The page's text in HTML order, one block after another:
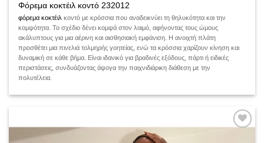
Φόρεμα κοκτέιλ κοντό 232012
φόρεμα κοκτέιλ κοντό με κρόσσια που αναδεικνύει τη θηλυκότητα και την
κομψότητα. Το σχέδιο δένει κομψά στον λαιμό, αφήνοντας τους ώμους
ακάλυπτους για μια αέρινη και αισθησιακή εμφάνιση. Η ανοιχτή πλάτη
προσθέτει μια πινελιά τολμηρής γοητείας, ενώ τα κρόσσια χαρίζουν κίνηση και
δυναμική σε κάθε βήμα. Είναι ιδανικό για βραδινές εξόδους, πάρτι ή ειδικές
περιστάσεις, συνδυάζοντας άψογα την παιχνιδιάρικη διάθεση με την
πολυτέλεια.